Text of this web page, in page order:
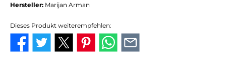
Hersteller: Marijan Arman
Dieses Produkt weiterempfehlen: